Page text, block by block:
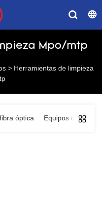
Mpo/mtp
> Herramientas de limpieza
óptica Equipos de red